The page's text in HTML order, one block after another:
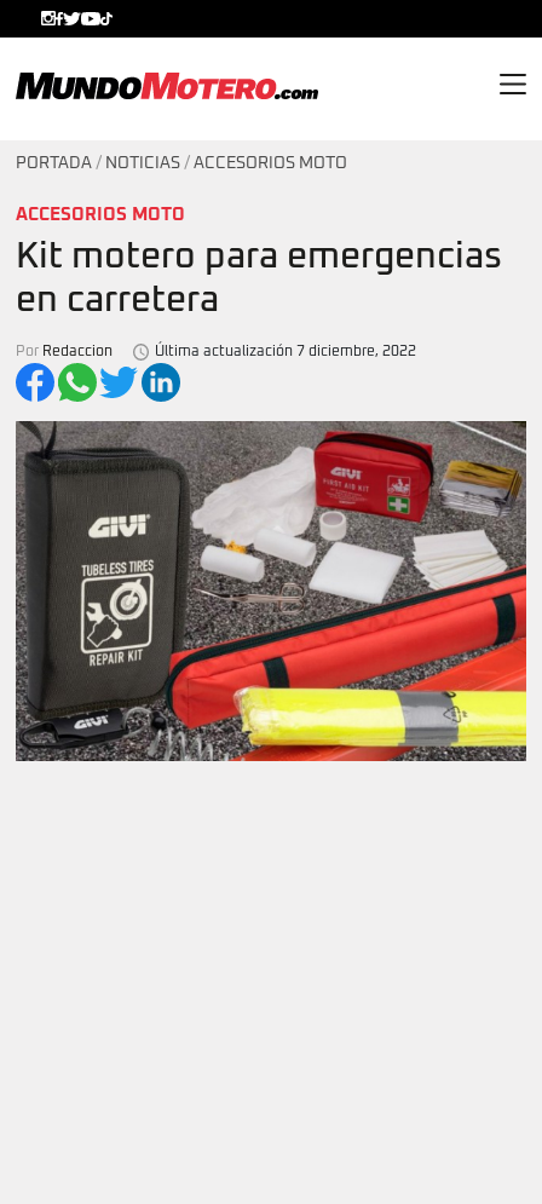
PORTADA / NOTICIAS / ACCESORIOS MOTO
ACCESORIOS MOTO
Kit motero para emergencias
en carretera
Por Redaccion Última actualización 7 diciembre, 2022